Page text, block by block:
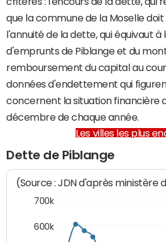
que la commune de la Moselle doit
l'annuité de la dette, qui équivaut
d'emprunts de Piblange et du
remboursement du capital au
données d'endettement qui
concernent la situation financière
décembre de chaque année.
Les villes les plus
Dette de Piblange
(Source : JDN d'après ministère
600k
700k